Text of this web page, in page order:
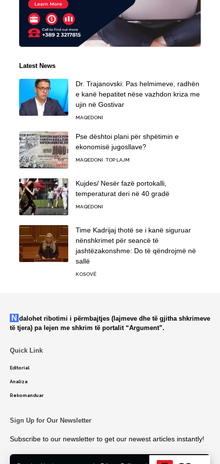
Latest News
Dr. Trajanovski: Pas helmimeve, radhën
e kanë hepatitet nëse vazhdon kriza me
ujin në Gostivar
MAQEDONI
Pse dështoi plani për shpëtimin e
ekonomisë jugosllave?
MAQEDONI TOP LAJM
Kujdes/ Nesër fazë portokalli,
temperaturat deri në 40 gradë
MAQEDONI
Time Kadrijaj thotë se i kanë siguruar
nënshkrimet për seancë të
jashtëzakonshme: Do të qëndrojmë në
sallë
KOSOVË
Ndalohet ribotimi i përmbajtjes (lajmeve dhe të gjitha shkrimeve
të tjera) pa lejen me shkrim të portalit “Argument”.
Quick Link
Editorial
Analiza
Rekomanduar
Sign Up for Our Newsletter
Subscribe to our newsletter to get our newest articles instantly!